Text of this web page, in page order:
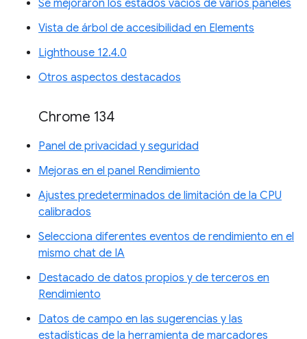
Se mejoraron los estados vacíos de varios paneles
Vista de árbol de accesibilidad en Elements
Lighthouse 12.4.0
Otros aspectos destacados
Chrome 134
Panel de privacidad y seguridad
Mejoras en el panel Rendimiento
Ajustes predeterminados de limitación de la CPU
calibrados
Selecciona diferentes eventos de rendimiento en el
mismo chat de IA
Destacado de datos propios y de terceros en
Rendimiento
Datos de campo en las sugerencias y las
estadísticas de la herramienta de marcadores